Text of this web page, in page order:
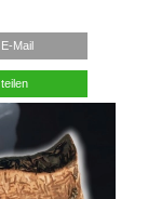
E-Mail
teilen